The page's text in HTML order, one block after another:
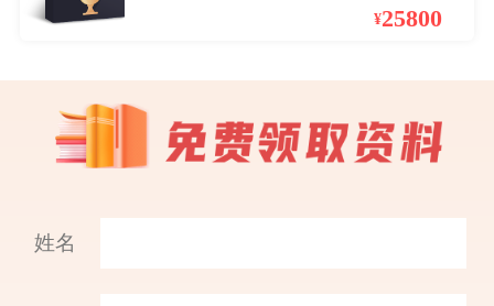
¥25800
姓名